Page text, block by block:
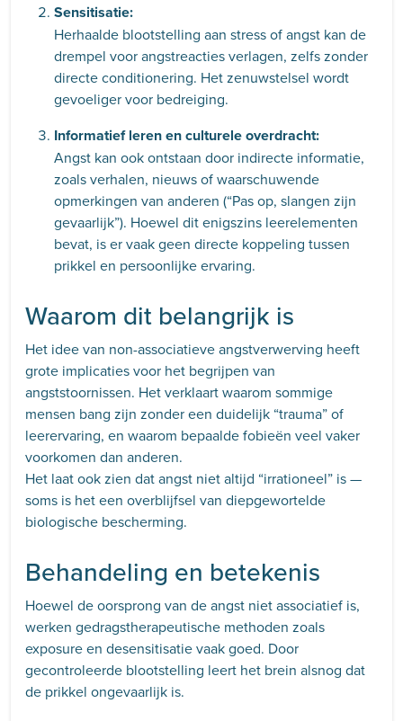
Sensitisatie:
Herhaalde blootstelling aan stress of angst kan de
drempel voor angstreacties verlagen, zelfs zonder
directe conditionering. Het zenuwstelsel wordt
gevoeliger voor bedreiging.
Informatief leren en culturele overdracht:
Angst kan ook ontstaan door indirecte informatie,
zoals verhalen, nieuws of waarschuwende
opmerkingen van anderen (“Pas op, slangen zijn
gevaarlijk”). Hoewel dit enigszins leerelementen
bevat, is er vaak geen directe koppeling tussen
prikkel en persoonlijke ervaring.
Waarom dit belangrijk is
Het idee van non-associatieve angstverwerving heeft
grote implicaties voor het begrijpen van
angststoornissen. Het verklaart waarom sommige
mensen bang zijn zonder een duidelijk “trauma” of
leerervaring, en waarom bepaalde fobieën veel vaker
voorkomen dan anderen.
Het laat ook zien dat angst niet altijd “irrationeel” is —
soms is het een overblijfsel van diepgewortelde
biologische bescherming.
Behandeling en betekenis
Hoewel de oorsprong van de angst niet associatief is,
werken gedragstherapeutische methoden zoals
exposure en desensitisatie vaak goed. Door
gecontroleerde blootstelling leert het brein alsnog dat
de prikkel ongevaarlijk is.